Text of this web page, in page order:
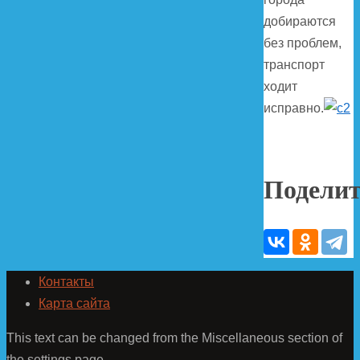
добираются
без проблем,
транспорт
ходит
исправно.
Контакты
Карта сайта
This text can be changed from the Miscellaneous section of